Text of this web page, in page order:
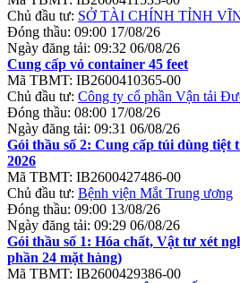
Chủ đầu tư: SỞ TÀI CHÍNH TỈNH
Đóng thầu: 09:00 17/08/26
Ngày đăng tải: 09:32 06/08/26
Cung cấp vỏ container 45 feet
Mã TBMT: IB2600410365-00
Chủ đầu tư: Công ty cổ phần Vận tải
Đóng thầu: 08:00 17/08/26
Ngày đăng tải: 09:31 06/08/26
Gói thầu số 2: Cung cấp túi dùng tiệt
2026
Mã TBMT: IB2600427486-00
Chủ đầu tư: Bệnh viện Mắt Trung ương
Đóng thầu: 09:00 13/08/26
Ngày đăng tải: 09:29 06/08/26
Gói thầu số 1: Hóa chất, Vật tư xét
phần 24 mặt hàng)
Mã TBMT: IB2600429386-00